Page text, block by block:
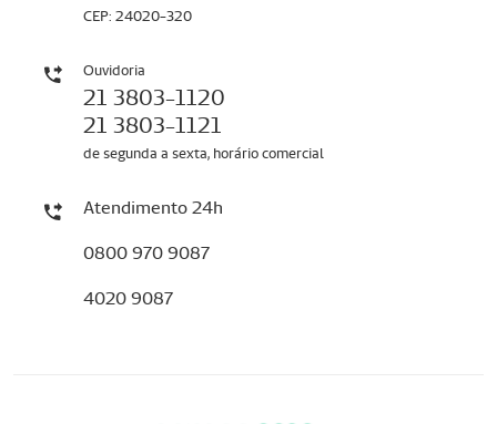
CEP: 24020-320
Ouvidoria
21 3803-1120
21 3803-1121
de segunda a sexta, horário comercial
Atendimento 24h
0800 970 9087
4020 9087